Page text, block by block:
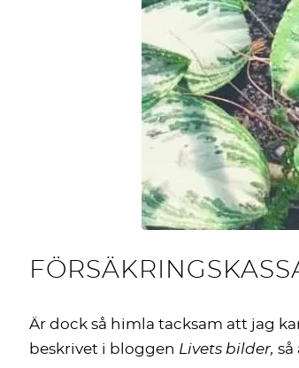
Är dock så himla tacksam att jag
beskrivet i bloggen Livets bilder, så